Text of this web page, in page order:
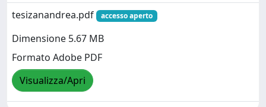
tesizanandrea.pdf
accesso aperto
Dimensione 5.67 MB
Formato Adobe PDF
Visualizza/Apri